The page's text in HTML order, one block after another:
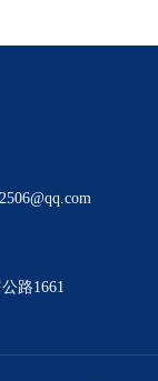
路1661